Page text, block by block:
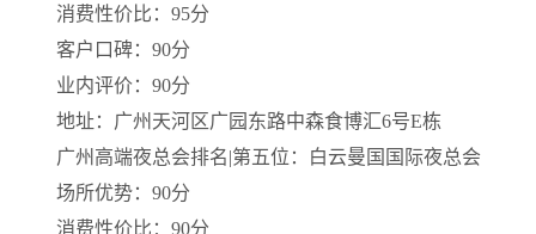
消费性价比：95分
客户口碑：90分
业内评价：90分
地址：广州天河区广园东路中森食博汇6号E栋
广州高端夜总会排名|第五位：白云曼国国际夜总会
场所优势：90分
消费性价比：90分